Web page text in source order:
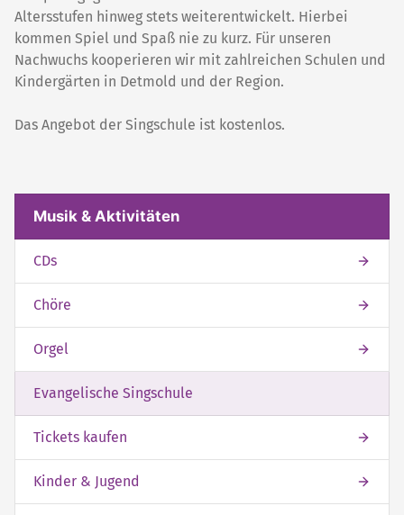
Altersstufen hinweg stets weiterentwickelt. Hierbei
kommen Spiel und Spaß nie zu kurz. Für unseren
Nachwuchs kooperieren wir mit zahlreichen Schulen und
Kindergärten in Detmold und der Region.
Das Angebot der Singschule ist kostenlos.
Musik & Aktivitäten
CDs
Chöre
Orgel
Evangelische Singschule
Tickets kaufen
Kinder & Jugend